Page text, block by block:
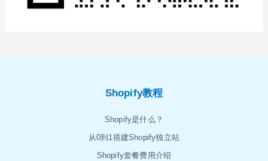
Shopify教程
Shopify是什么？
从0到1搭建Shopify独立站
Shopify套餐费用介绍